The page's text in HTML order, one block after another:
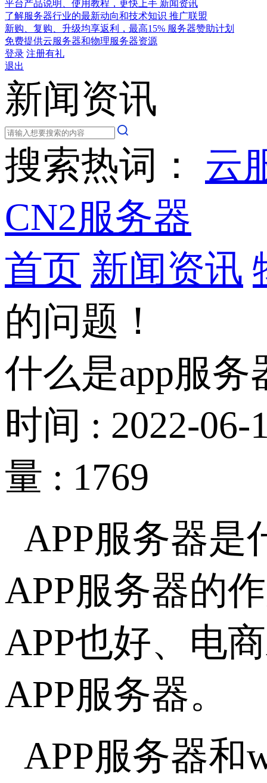
平台产品说明、使用教程，更快上手 新闻资讯
了解服务器行业的最新动向和技术知识 推广联盟
新购、复购、升级均享返利，最高15% 服务器赞助计划
免费提供云服务器和物理服务器资源
登录 注册有礼
退出
新闻资讯
搜索热词： 云
CN2服务器
首页 新闻资讯
的问题！
什么是app服
时间 : 2022-06-
量 : 1769
APP服务器是
APP服务器的
APP也好、电
APP服务器。
APP服务器和